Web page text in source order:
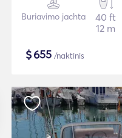
Buriavimo jachta
40 ft
12 m
$655 /naktinis